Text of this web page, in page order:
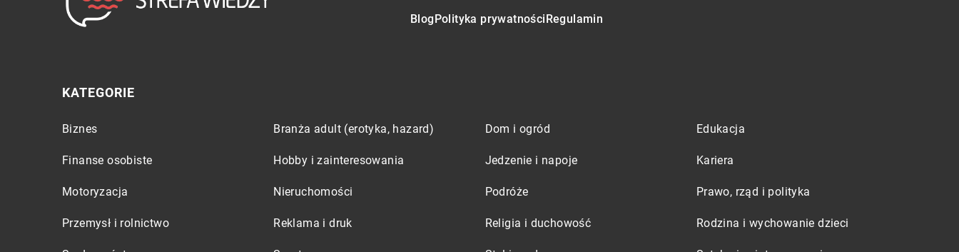
BlogPolityka prywatnościRegulamin
KATEGORIE
Biznes Branża adult (erotyka, hazard) Dom i ogród Edukacja
Finanse osobiste Hobby i zainteresowania Jedzenie i napoje Kariera
Motoryzacja Nieruchomości Podróże Prawo, rząd i polityka
Przemysł i rolnictwo Reklama i druk Religia i duchowość Rodzina i wychowanie dzieci